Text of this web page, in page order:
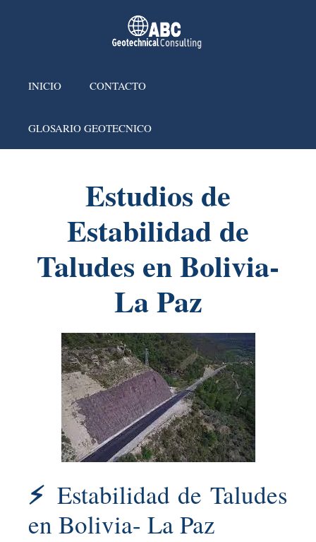
INICIO CONTACTO
GLOSARIO GEOTECNICO
Estudios de
Estabilidad de
Taludes en Bolivia-
La Paz
⚡ Estabilidad de Taludes
en Bolivia- La Paz